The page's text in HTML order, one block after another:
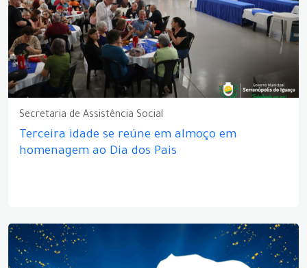
Secretaria de Assistência Social
Terceira idade se reúne em almoço em
homenagem ao Dia dos Pais